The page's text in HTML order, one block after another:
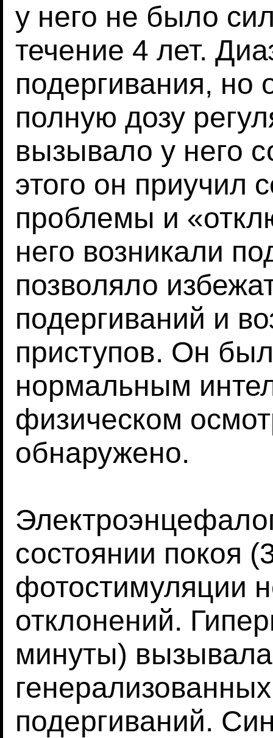
у него не было
течение 4 лет.
подергивания, но
полную дозу
вызывало у него
этого он приучил
проблемы и
него возникали
позволяло
подергиваний и
приступов. Он
нормальным
физическом
обнаружено.
состоянии покоя
фотостимуляции
отклонений.
минуты)
подергиваний.